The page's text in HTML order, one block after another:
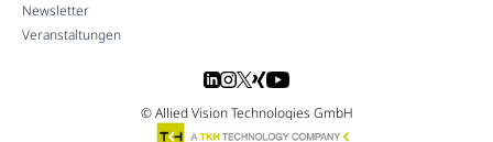
Newsletter
Veranstaltungen
© Allied Vision Technologies GmbH